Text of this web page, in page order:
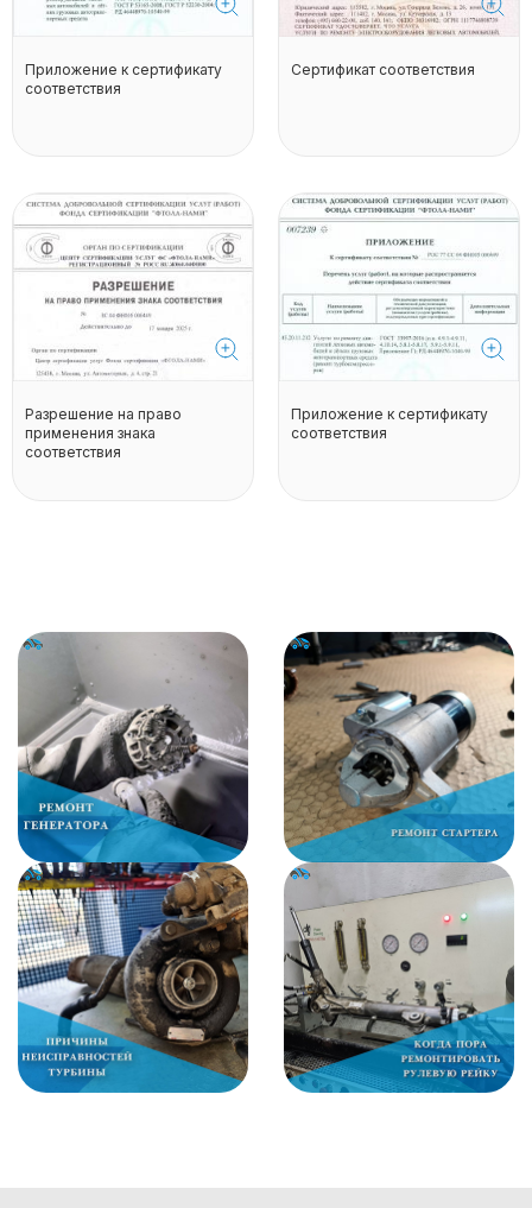
Приложение к сертификату
соответствия
Сертификат соответствия
Разрешение на право
применения знака
соответствия
Приложение к сертификату
соответствия